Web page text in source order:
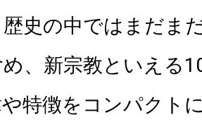
史の中ではまだま
、新宗教といえる
特徴をコンパクト